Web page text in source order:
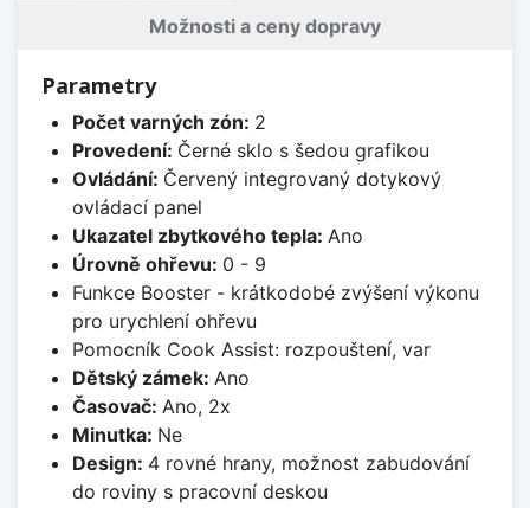
Možnosti a ceny dopravy
Parametry
Počet varných zón: 2
Provedení: Černé sklo s šedou grafikou
Ovládání: Červený integrovaný dotykový
ovládací panel
Ukazatel zbytkového tepla: Ano
Úrovně ohřevu: 0 - 9
Funkce Booster - krátkodobé zvýšení výkonu
pro urychlení ohřevu
Pomocník Cook Assist: rozpouštení, var
Dětský zámek: Ano
Časovač: Ano, 2x
Minutka: Ne
Design: 4 rovné hrany, možnost zabudování
do roviny s pracovní deskou